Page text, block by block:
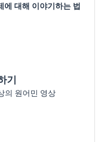
에 대해 이야기하는 법
기
의 원어민 영상